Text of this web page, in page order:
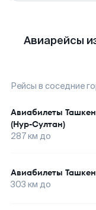
Авиарейсы
Рейсы в соседние
Авиабилеты
(Нур-Султан)
287км до
Авиабилеты
303 км до